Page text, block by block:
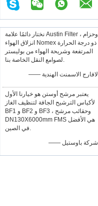
نختار دائمًا علامة Austin Filter ، وحزام
انزلاق الهواء Nomex ذو درجة الحرارة
المرتفعة وشريحة الهواء من بوليستر
لصوامع النقل الخاصة بنا.
—— لافارج الاسمنت الهندية
يعتبر مرشح أوستن هو خيارنا الأول
لأكياس الترشيح الجافة لتنظيف الغاز
BF1 و BF2 و BF3 ، وحقائب مرشح
DN130X6000mm FMS هي الأفضل
في الصين.
—— شركة باوستيل